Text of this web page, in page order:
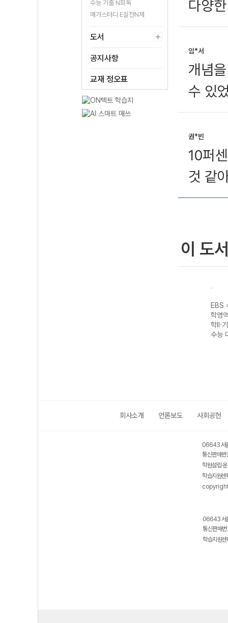
수능 기출 N회독
메가스터디 E실전N제
도서
공지사항
교재 정오표
다양
임*서
개념
수 있
권*빈
10퍼
것 같
이 도
EBS
학영
학II·
수능
회사소개 언론보도 사회공헌
06643 서
통신판매
학원설립·
학습지원
06643 서
통신판매
학습지원